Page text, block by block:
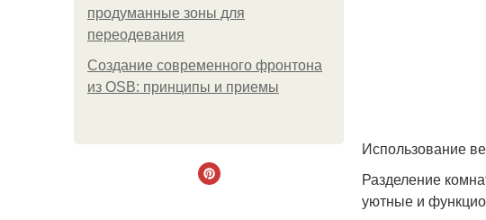
продуманные зоны для
переодевания
Создание современного фронтона
из OSB: принципы и приемы
Использование
Разделение
уютные и